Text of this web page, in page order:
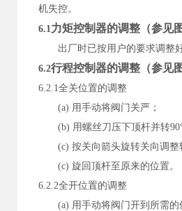
机失控。
6.1力矩控制器的调整（参见
出厂时已按用户的要求调整
6.2行程控制器的调整（参见
6.2.1全关位置的调整
(a) 用手动将阀门关严；
(b) 用螺丝刀压下顶杆并转90
(c) 按关向箭头旋转关向调整
(c) 旋回顶杆至原来的位置。
6.2.2全开位置的调整
(a) 用手动将阀门开到所需的